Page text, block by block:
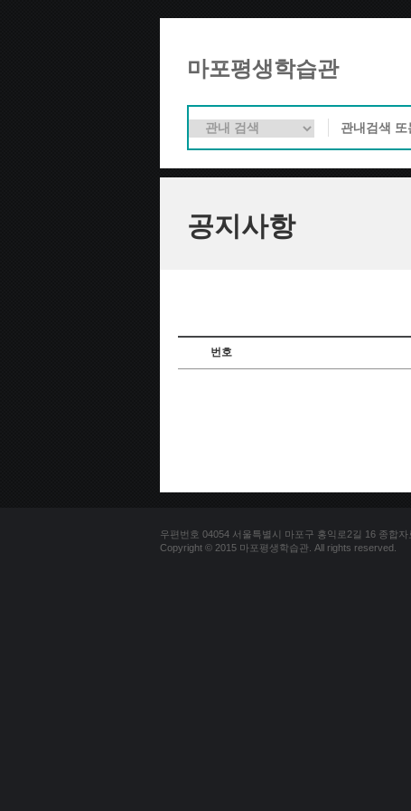
마포평생학습관
공지사항
번호
우편번호 04054 서울특별시 마포구 홍익로2길 16 종합
Copyright © 2015 마포평생학습관. All rights reserved.